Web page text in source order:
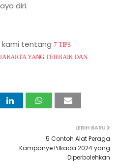
diri.
kami tentang 7 TIPS
YANG TERBAIK DAN
LEBIH BARU
5 Contoh Alat Peraga
Kampanye Pilkada 2024 yang
Diperbolehkan